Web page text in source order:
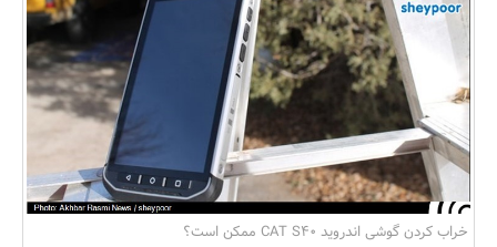
بانک، بیمه و سرمایه
مسکن و ساختمان
خراب کردن گوشی اندروید CAT S40 ممکن است؟